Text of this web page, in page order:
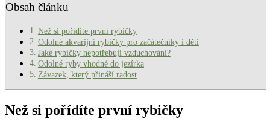
Obsah článku
Než si pořídíte první rybičky
Odolné akvarijní rybičky pro začátečníky i děti
Jaké rybičky nepotřebují vzduchování?
Odolné ryby vhodné do jezírka
Závazek, který přináší radost
Než si pořídíte první rybičky